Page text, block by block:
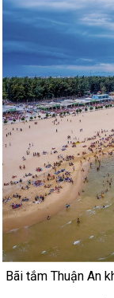
Bãi tắm Thuận An